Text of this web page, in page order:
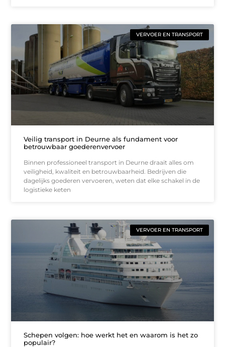
VERVOER EN TRANSPORT
Veilig transport in Deurne als fundament voor
betrouwbaar goederenvervoer
Binnen professioneel transport in Deurne draait alles om
veiligheid, kwaliteit en betrouwbaarheid. Bedrijven die
dagelijks goederen vervoeren, weten dat elke schakel in de
logistieke keten
VERVOER EN TRANSPORT
Schepen volgen: hoe werkt het en waarom is het zo
populair?